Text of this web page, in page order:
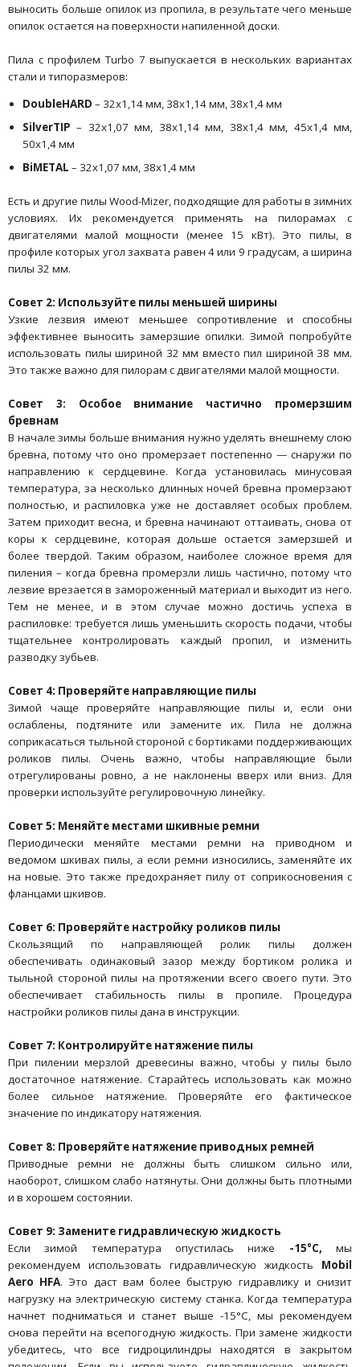
выносить больше опилок из пропила, в результате чего меньше
опилок остается на поверхности напиленной доски.
Пила с профилем Turbo 7 выпускается в нескольких вариантах
стали и типоразмеров:
DoubleHARD – 32x1,14 мм, 38x1,14 мм, 38x1,4 мм
SilverTIP– 32x1,07 мм, 38x1,14 мм, 38x1,4 мм, 45x1,4 мм,
50x1,4 мм
BiMETAL – 32x1,07 мм, 38x1,4 мм
Есть и другие пилы Wood-Mizer, подходящие для работы в зимних
условиях. Их рекомендуется применять на пилорамах с
двигателями малой мощности (менее 15 кВт). Это пилы, в
профиле которых угол захвата равен 4 или 9 градусам, а ширина
пилы 32 мм.
Совет 2: Используйте пилы меньшей ширины
Узкие лезвия имеют меньшее сопротивление и способны
эффективнее выносить замерзшие опилки. Зимой попробуйте
использовать пилы шириной 32 мм вместо пил шириной 38 мм.
Это также важно для пилорам с двигателями малой мощности.
Совет 3: Особое внимание частично промерзшим
бревнам
В начале зимы больше внимания нужно уделять внешнему слою
бревна, потому что оно промерзает постепенно — снаружи по
направлению к сердцевине. Когда установилась минусовая
температура, за несколько длинных ночей бревна промерзают
полностью, и распиловка уже не доставляет особых проблем.
Затем приходит весна, и бревна начинают оттаивать, снова от
коры к сердцевине, которая дольше остается замерзшей и
более твердой. Таким образом, наиболее сложное время для
пиления – когда бревна промерзли лишь частично, потому что
лезвие врезается в замороженный материал и выходит из него.
Тем не менее, и в этом случае можно достичь успеха в
распиловке: требуется лишь уменьшить скорость подачи, чтобы
тщательнее контролировать каждый пропил, и изменить
разводку зубьев.
Совет 4: Проверяйте направляющие пилы
Зимой чаще проверяйте направляющие пилы и, если они
ослаблены, подтяните или замените их. Пила не должна
соприкасаться тыльной стороной с бортиками поддерживающих
роликов пилы. Очень важно, чтобы направляющие были
отрегулированы ровно, а не наклонены вверх или вниз. Для
проверки используйте регулировочную линейку.
Совет 5: Меняйте местами шкивные ремни
Периодически меняйте местами ремни на приводном и
ведомом шкивах пилы, а если ремни износились, заменяйте их
на новые. Это также предохраняет пилу от соприкосновения с
фланцами шкивов.
Совет 6: Проверяйте настройку роликов пилы
Скользящий по направляющей ролик пилы должен
обеспечивать одинаковый зазор между бортиком ролика и
тыльной стороной пилы на протяжении всего своего пути. Это
обеспечивает стабильность пилы в пропиле. Процедура
настройки роликов пилы дана в инструкции.
Совет 7: Контролируйте натяжение пилы
При пилении мерзлой древесины важно, чтобы у пилы было
достаточное натяжение. Старайтесь использовать как можно
более сильное натяжение. Проверяйте его фактическое
значение по индикатору натяжения.
Совет 8: Проверяйте натяжение приводных ремней
Приводные ремни не должны быть слишком сильно или,
наоборот, слишком слабо натянуты. Они должны быть плотными
и в хорошем состоянии.
Совет 9: Замените гидравлическую жидкость
Если зимой температура опустилась ниже -15°C, мы
рекомендуем использовать гидравлическую жидкость Mobil
Aero HFA. Это даст вам более быструю гидравлику и снизит
нагрузку на электрическую систему станка. Когда температура
начнет подниматься и станет выше -15°C, мы рекомендуем
снова перейти на всепогодную жидкость. При замене жидкости
убедитесь, что все гидроцилиндры находятся в закрытом